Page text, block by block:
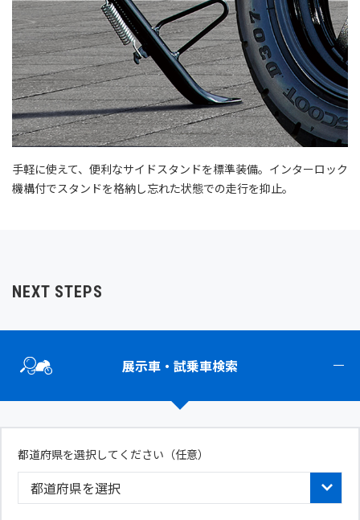
手軽に使えて、便利なサイドスタンドを標準装備。インターロック
機構付でスタンドを格納し忘れた状態での走行を抑止。
NEXT STEPS
展示車・試乗車検索
都道府県を選択してください （任意）